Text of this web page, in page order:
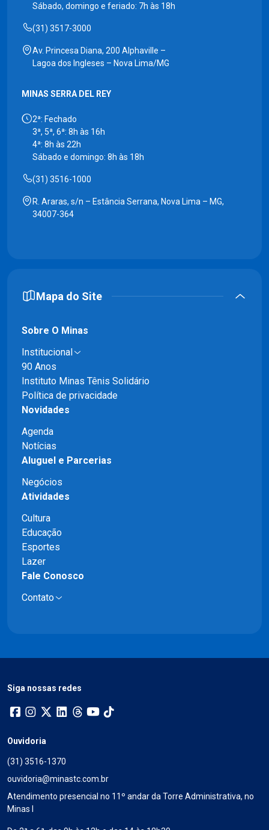
Sábado, domingo e feriado: 7h às 18h
(31) 3517-3000
Av. Princesa Diana, 200 Alphaville –
Lagoa dos Ingleses – Nova Lima/MG
MINAS SERRA DEL REY
2ª: Fechado
3ª, 5ª, 6ª: 8h às 16h
4ª: 8h às 22h
Sábado e domingo: 8h às 18h
(31) 3516-1000
R. Araras, s/n – Estância Serrana, Nova Lima – MG,
34007-364
Mapa do Site
Sobre O Minas
Institucional
90 Anos
Instituto Minas Tênis Solidário
Política de privacidade
Novidades
Agenda
Notícias
Aluguel e Parcerias
Negócios
Atividades
Cultura
Educação
Esportes
Lazer
Fale Conosco
Contato
Siga nossas redes
Ouvidoria
(31) 3516-1370
ouvidoria@minastc.com.br
Atendimento presencial no 11º andar da Torre Administrativa, no
Minas I